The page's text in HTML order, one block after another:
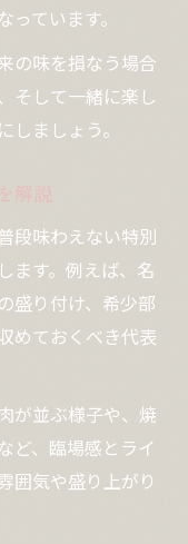
ています。
の味を損なう場合
そして一緒に楽し
ましょう。
解説
段味わえない特別
ます。例えば、名
盛り付け、希少部
めておくべき代表
が並ぶ様子や、焼
ど、臨場感とライ
囲気や盛り上がり